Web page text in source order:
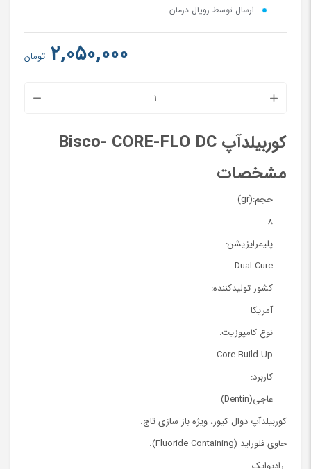
ارسال توسط رویال درمان
۲,۰۵۰,۰۰۰ تومان
کوربیلدآپ Bisco- CORE-FLO DC
مشخصات
حجم:(gr)
8
پلیمرایزیشن:
Dual-Cure
کشور تولیدکننده:
آمریکا
نوع کامپوزیت:
Core Build-Up
کاربرد:
عاجی(Dentin)
کوربیلدآپ دوال کیور، ویژه باز سازی تاج.
حاوی فلوراید (Fluoride Containing).
رادیواپک.